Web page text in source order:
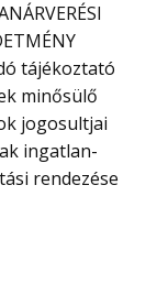
tájékoztató
minősülő
jogosultjai
ingatlan-
rendezése